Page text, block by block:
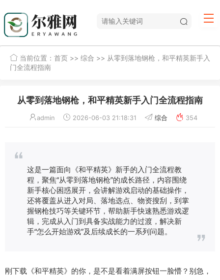
当前位置： 首页 >> 综合 >> 从零到落地钢枪，和平精英新手入
门全流程指南
从零到落地钢枪，和平精英新手入门全流程指南
admin 2026-06-03 21:18:31 综合 354
这是一篇面向《和平精英》新手的入门全流程教
程，聚焦“从零到落地钢枪”的成长路径，内容围绕
新手核心困惑展开，会讲解游戏启动的基础操作，
还将覆盖从进入对局、落地选点、物资搜刮，到掌
握钢枪技巧等关键环节，帮助新手快速熟悉游戏逻
辑，完成从入门到具备实战能力的过渡，解决新
手“怎么开始游戏”及后续成长的一系列问题。
刚下载《和平精英》的你，是不是看着满屏按钮一脸懵？别急，